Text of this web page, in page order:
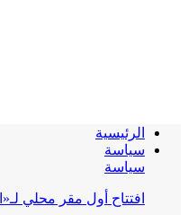
الرئيسية
سياسة
سياسة
افتتاح أول مقر محلي